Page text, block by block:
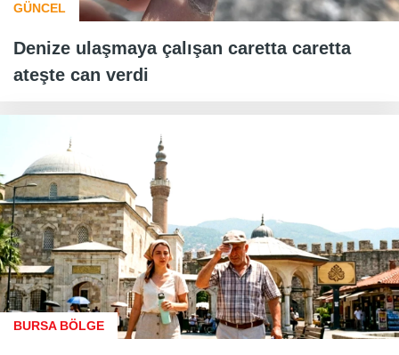
GÜNCEL
Denize ulaşmaya çalışan caretta caretta
ateşte can verdi
BURSA BÖLGE